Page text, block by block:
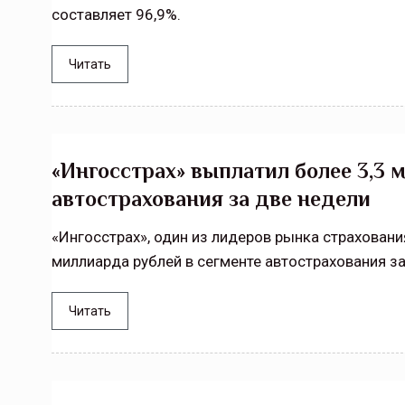
составляет 96,9%.
Читать
«Ингосстрах» выплатил более 3,3
автострахования за две недели
«Ингосстрах», один из лидеров рынка
миллиарда рублей в сегменте автострахования
Читать
ССТ, 2025 №4 СЕНТЯБРЬ